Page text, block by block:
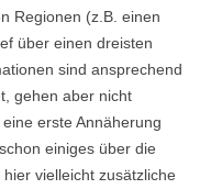
Regionen (z.B. einen
über einen dreisten
sind ansprechend
gehen aber nicht
erste Annäherung
einiges über die
vielleicht zusätzliche